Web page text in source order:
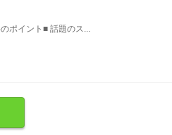
ポイント■ 話題のス...